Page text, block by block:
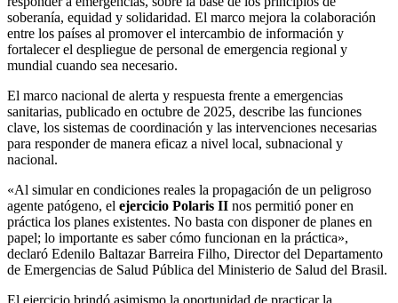
soberanía, equidad y solidaridad. El marco mejora la colaboración
entre los países al promover el intercambio de información y
fortalecer el despliegue de personal de emergencia regional y
mundial cuando sea necesario.
El marco nacional de alerta y respuesta frente a emergencias
sanitarias, publicado en octubre de 2025, describe las funciones
clave, los sistemas de coordinación y las intervenciones necesarias
para responder de manera eficaz a nivel local, subnacional y
nacional.
«Al simular en condiciones reales la propagación de un peligroso
agente patógeno, el ejercicio Polaris II nos permitió poner en
práctica los planes existentes. No basta con disponer de planes en
papel; lo importante es saber cómo funcionan en la práctica»,
declaró Edenilo Baltazar Barreira Filho, Director del Departamento
de Emergencias de Salud Pública del Ministerio de Salud del Brasil.
El ejercicio brindó asimismo la oportunidad de practicar la